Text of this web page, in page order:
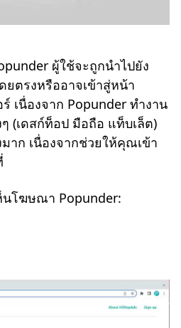
ผู้ใช้จะถูกนำไปยัง
ตรงหรืออาจเข้าสู่หน้า
เนื่องจาก Popunder ทำงาน
(เดสก์ท็อป มือถือ แท็บเล็ต)
าก เนื่องจากช่วยให้คุณเข้า
นโฆษณา Popunder: